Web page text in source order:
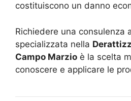
costituiscono un danno
Richiedere una consulenza
specializzata nella
Campo Marzio è la scelta
conoscere e applicare le